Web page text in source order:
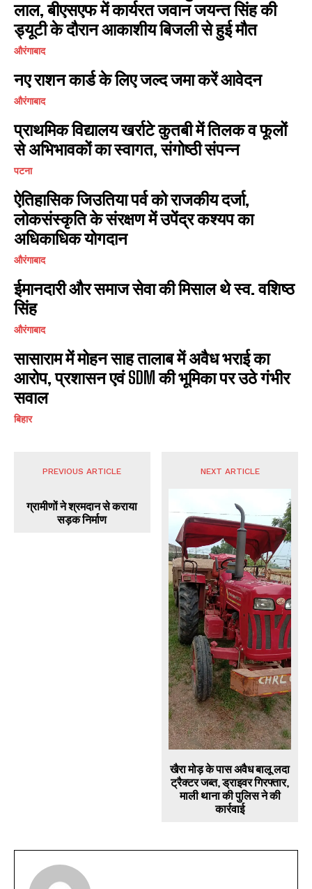
लाल, बीएसएफ में कार्यरत जवान जयन्त सिंह की
ड्यूटी के दौरान आकाशीय बिजली से हुई मौत
औरंगाबाद
नए राशन कार्ड के लिए जल्द जमा करें आवेदन
औरंगाबाद
प्राथमिक विद्यालय खर्राटे कुतबी में तिलक व फूलों
से अभिभावकों का स्वागत, संगोष्ठी संपन्न
पटना
ऐतिहासिक जिउतिया पर्व को राजकीय दर्जा,
लोकसंस्कृति के संरक्षण में उपेंद्र कश्यप का
अधिकाधिक योगदान
औरंगाबाद
ईमानदारी और समाज सेवा की मिसाल थे स्व. वशिष्ठ
सिंह
औरंगाबाद
सासाराम में मोहन साह तालाब में अवैध भराई का
आरोप, प्रशासन एवं SDM की भूमिका पर उठे गंभीर
सवाल
बिहार
PREVIOUS ARTICLE
ग्रामीणों ने श्रमदान से कराया
सड़क निर्माण
NEXT ARTICLE
खैरा मोड़ के पास अवैध बालू लदा
ट्रैक्टर जब्त, ड्राइवर गिरफ्तार,
माली थाना की पुलिस ने की
कार्रवाई